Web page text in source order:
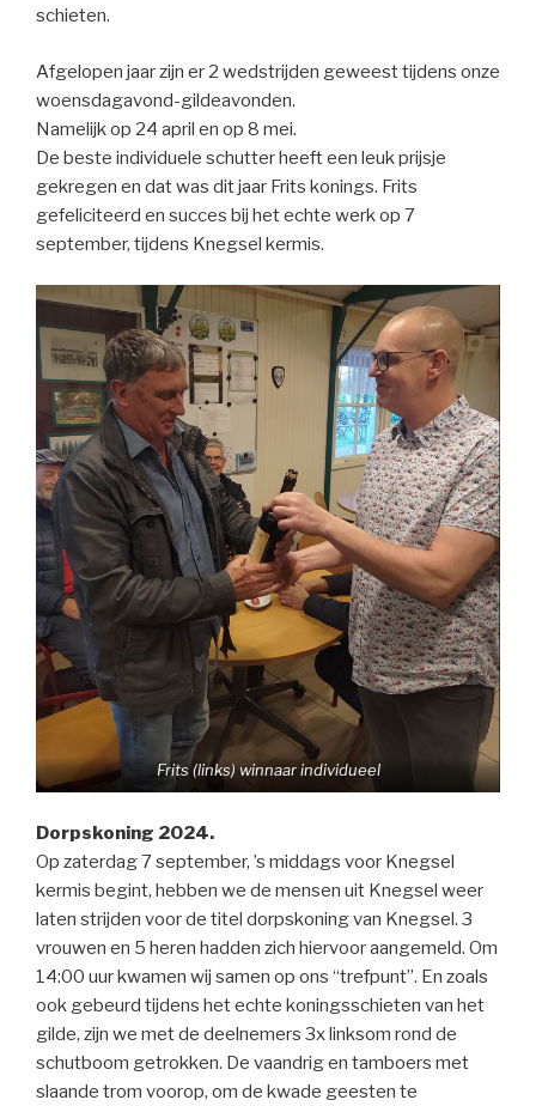
schieten.
Afgelopen jaar zijn er 2 wedstrijden geweest tijdens onze
woensdagavond-gildeavonden.
Namelijk op 24 april en op 8 mei.
De beste individuele schutter heeft een leuk prijsje
gekregen en dat was dit jaar Frits konings. Frits
gefeliciteerd en succes bij het echte werk op 7
september, tijdens Knegsel kermis.
Frits (links) winnaar individueel
Dorpskoning 2024.
Op zaterdag 7 september, ’s middags voor Knegsel
kermis begint, hebben we de mensen uit Knegsel weer
laten strijden voor de titel dorpskoning van Knegsel. 3
vrouwen en 5 heren hadden zich hiervoor aangemeld. Om
14:00 uur kwamen wij samen op ons “trefpunt”. En zoals
ook gebeurd tijdens het echte koningsschieten van het
gilde, zijn we met de deelnemers 3x linksom rond de
schutboom getrokken. De vaandrig en tamboers met
slaande trom voorop, om de kwade geesten te